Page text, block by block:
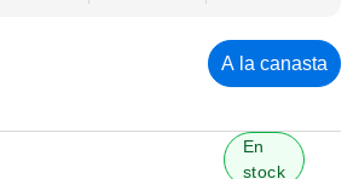
A la canasta
En
stock